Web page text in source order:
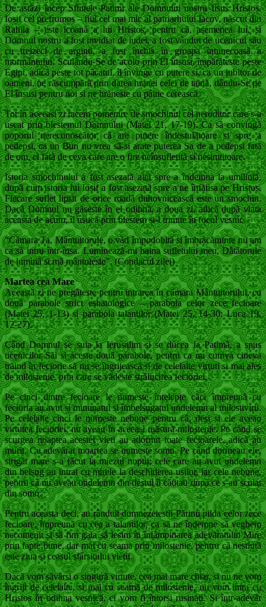
De astãzi încep Sfintele Patimi ale Domnului nostru Iisus Hristos.
Iosif cel prefrumos – fiul cel mai mic al patriarhului Iacov, nãscut din
Rahila – este icoanã a lui Hristos, pentru cã, asemenea lui, si
Domnul nostru a fost invidiat de iudei, a fost vândut de ucenicul sãu
cu treizeci de arginti, a fost închis în groapa întunecoasã a
mormântului. Sculându-Se de acolo prin El însusi, împãrãteste peste
Egipt, adicã peste tot pãcatul, îl învinge cu putere si, ca un iubitor de
oameni, ne rãscumpãrã prin darea hranei celei de tainã, dându-Se pe
El însusi pentru noi si ne hrãneste cu pâine cereascã.
Tot în aceeasi zi facem pomenire de smochinul cel neroditor care s-a
uscat prin blestemul Domnului (Matei 21, 17-19). Ca sã convingã
poporul nerecunoscãtor cã are putere îndestulãtoare si spre a
pedepsi, ca un Bun nu vrea sã-si arate puterea Sa de a pedepsi fatã
de om, ci fatã de ceva care are o fire neînsufletitã si nesimtitoare.
Istoria smochinului a fost asezatã aici spre a îndemna la umilintã,
dupã cum istoria lui Iosif a fost asezatã spre a ne înfãtisa pe Hristos.
Fiecare suflet lipsit de orice roadã duhovniceascã este un smochin.
Dacã Domnul nu gãseste în el odihnã, a doua zi, adicã dupã viata
aceasta de acum, îl usucã prin blestem si-l trimite în focul vesnic.
“Cãmara Ta, Mântuitorule, o vãd împodobitã si îmbrãcãminte nu am
ca sã intru într-însa. Lumineazã-mi haina sufletului meu, Dãtãtorule
de luminã si mã mântuieste”. (Condacul zilei)
Martea cea Mare
Aceastã zi ne pregãteste pentru intrarea în cãmara Mântuitorului, cu
douã parabole strict eshatologice – parabola celor zece fecioare
(Matei 25, 1-13) si parabola talantilor (Matei 25, 14-30; Luca 19,
12-27).
Când Domnul se suia la Ierusalim si se ducea la Patimã, a spus
ucenicilor Sãi si aceste douã parabole, pentru ca nu cumva cineva
trãind în feciorie sã nu se îngrijeascã si de celelalte virtuti si mai ales
de milostenie, prin care se vãdeste strãlucirea fecioriei.
Pe cinci dintre fecioare le numeste întelepte cãci împreunã cu
fecioria au avut si minunatul si îmbelsugatul undelemn al milostivirii.
Pe celelalte cinci le numeste nebune pentru cã, desi si ele aveau
virtutea fecioriei, nu aveau în aceeasi mãsurã milostenie. Pe când se
scurgea noaptea acestei vieti au adormit toate fecioarele, adicã au
murit. Cu adevãrat moartea se numeste somn. Pe când dormeau ele,
strigãt mare s-a fãcut la miezul noptii; cele care au avut undelemn
din belsug au intrat cu mirele la deschiderea usilor, iar cele nebune,
pentru cã nu aveau undelemn din destul îl cãutau dupã ce s-au sculat
din somn.
Pentru aceasta deci, au rânduit dumnezeiestii Pãrinti pilda celor zece
fecioare, împreunã cu cea a talantilor, ca sã ne îndemne sã veghem
necontenit si sã fim gata sã iesim în întâmpinarea adevãratului Mire
prin fapte bune, dar mai cu seama prin milostenie, pentru cã nestiutã
este ziua si ceasul sfârsitului vietii.
Dacã vom sãvârsi o singurã virtute, cea mai mare chiar, si nu ne vom
îngriji de celelalte, si mai cu seamã de milostenie, nu vom intra cu
Hristos în odihna vesnicã, ci vom fi întorsi rusinati. Si într-adevãr